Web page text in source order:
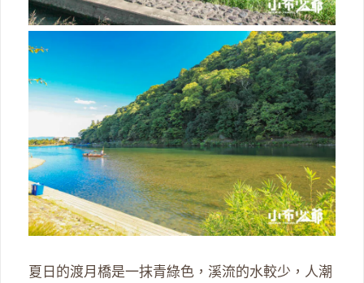
夏日的渡月橋是一抹青綠色，溪流的水較少，人潮